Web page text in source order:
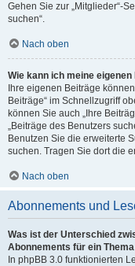
Gehen Sie zur „Mitglieder“-
suchen“.
Nach oben
Wie kann ich meine
Ihre eigenen Beiträge
Beiträge“ im Schnellzugriff
können Sie auch „Ihre
„Beiträge des Benutzers
Benutzen Sie die erweiterte
suchen. Tragen Sie dort die
Nach oben
Abonnements und
Was ist der Unterschied
Abonnements für ein
In phpBB 3.0 funktionierten